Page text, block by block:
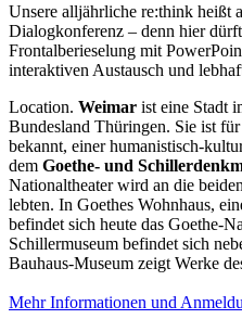
Unsere alljährliche re:think heißt
Dialogkonferenz – denn hier
Frontalberieselung mit
interaktiven Austausch und
Location. Weimar ist eine Stadt
Bundesland Thüringen. Sie ist
bekannt, einer humanistisch-
dem Goethe- und
Nationaltheater wird an die
lebten. In Goethes Wohnhaus,
befindet sich heute das Goethe-
Schillermuseum befindet sich
Bauhaus-Museum zeigt Werke
Mehr Informationen und